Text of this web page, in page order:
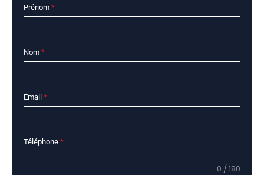
Prénom *
Nom *
Email *
Téléphone *
0 / 180